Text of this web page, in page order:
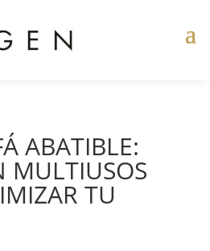
ABATIBLE:
MULTIUSOS
TU